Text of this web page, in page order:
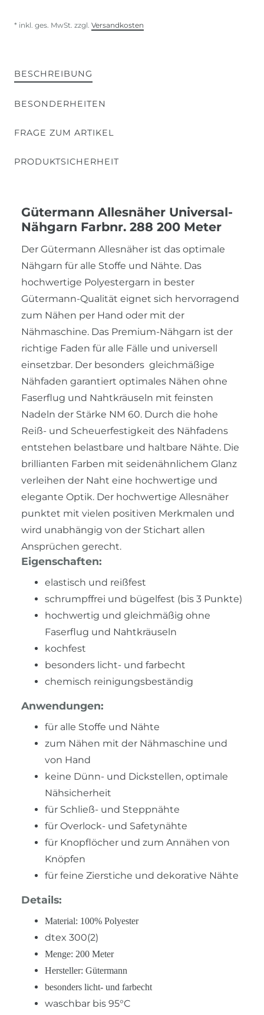
* inkl. ges. MwSt. zzgl. Versandkosten
BESCHREIBUNG
BESONDERHEITEN
FRAGE ZUM ARTIKEL
PRODUKTSICHERHEIT
Gütermann Allesnäher Universal-
Nähgarn Farbnr. 288 200 Meter
Der Gütermann Allesnäher ist das optimale
Nähgarn für alle Stoffe und Nähte. Das
hochwertige Polyestergarn in bester
Gütermann-Qualität eignet sich hervorragend
zum Nähen per Hand oder mit der
Nähmaschine. Das Premium-Nähgarn ist der
richtige Faden für alle Fälle und universell
einsetzbar. Der besonders gleichmäßige
Nähfaden garantiert optimales Nähen ohne
Faserflug und Nahtkräuseln mit feinsten
Nadeln der Stärke NM 60. Durch die hohe
Reiß- und Scheuerfestigkeit des Nähfadens
entstehen belastbare und haltbare Nähte. Die
brillianten Farben mit seidenähnlichem Glanz
verleihen der Naht eine hochwertige und
elegante Optik. Der hochwertige Allesnäher
punktet mit vielen positiven Merkmalen und
wird unabhängig von der Stichart allen
Ansprüchen gerecht.
Eigenschaften:
elastisch und reißfest
schrumpffrei und bügelfest (bis 3 Punkte)
hochwertig und gleichmäßig ohne
Faserflug und Nahtkräuseln
kochfest
besonders licht- und farbecht
chemisch reinigungsbeständig
Anwendungen:
für alle Stoffe und Nähte
zum Nähen mit der Nähmaschine und
von Hand
keine Dünn- und Dickstellen, optimale
Nähsicherheit
für Schließ- und Steppnähte
für Overlock- und Safetynähte
für Knopflöcher und zum Annähen von
Knöpfen
für feine Zierstiche und dekorative Nähte
Details:
Material: 100% Polyester
dtex 300(2)
Menge: 200 Meter
Hersteller: Gütermann
besonders licht- und farbecht
waschbar bis 95°C